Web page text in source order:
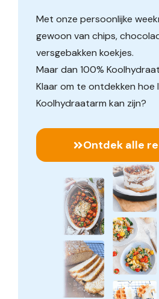
Met onze persoonlijke
gewoon van chips,
versgebakken koekjes.
Maar dan 100%
Klaar om te ontdekken hoe
Koolhydraatarm kan zijn?
Ontdek alle